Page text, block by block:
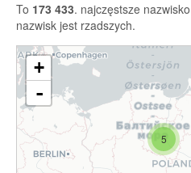
To 173 433. najczęstsze
nazwisk jest rzadszych.
5
+
-